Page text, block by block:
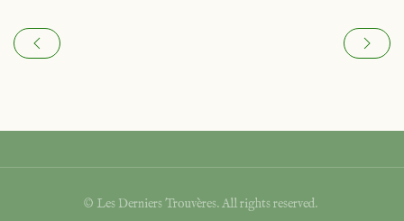
© Les Derniers Trouvères. All rights reserved.